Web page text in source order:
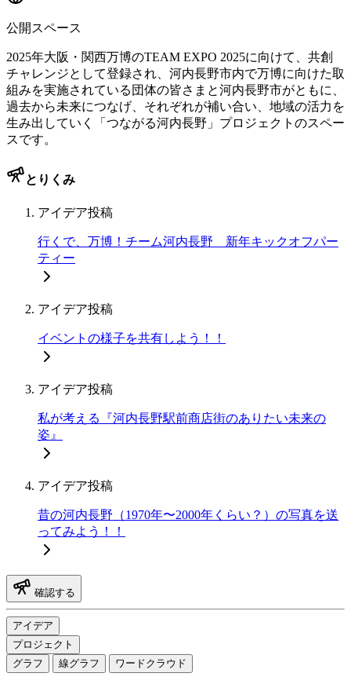
公開スペース
2025年大阪・関西万博のTEAM EXPO 2025に向けて、共創
チャレンジとして登録され、河内長野市内で万博に向けた取
組みを実施されている団体の皆さまと河内長野市がともに、
過去から未来につなげ、それぞれが補い合い、地域の活力を
生み出していく「つながる河内長野」プロジェクトのスペー
スです。
とりくみ
アイデア投稿
行くで、万博！チーム河内長野 新年キックオフパー
ティー
アイデア投稿
イベントの様子を共有しよう！！
アイデア投稿
私が考える『河内長野駅前商店街のありたい未来の
姿』
アイデア投稿
昔の河内長野（1970年〜2000年くらい？）の写真を送
ってみよう！！
確認する
アイデア
プロジェクト
グラフ
線グラフ ワードクラウド